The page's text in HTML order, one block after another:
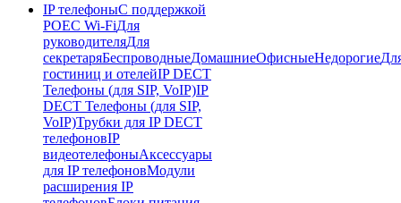
IP телефоныС поддержкой
POEC Wi-FiДля
руководителяДля
секретаряБеспроводныеДомашниеОфисныеНедорогие
гостиниц и отелейIP DECT
Телефоны (для SIP, VoIP)IP
DECT Телефоны (для SIP,
VoIP)Трубки для IP DECT
телефоновIP
видеотелефоныАксессуары
для IP телефоновМодули
расширения IP